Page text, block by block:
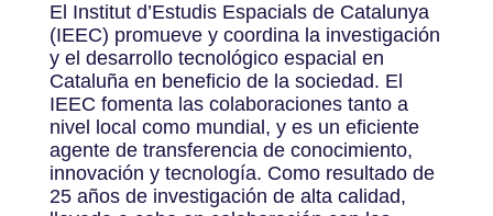
El Institut d’Estudis Espacials de Catalunya
(IEEC) promueve y coordina la investigación
y el desarrollo tecnológico espacial en
Cataluña en beneficio de la sociedad. El
IEEC fomenta las colaboraciones tanto a
nivel local como mundial, y es un eficiente
agente de transferencia de conocimiento,
innovación y tecnología. Como resultado de
25 años de investigación de alta calidad,